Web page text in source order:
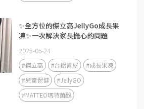
✨全方位的傑立高JellyGo成長果
凍✨一次解決家長擔心的問題
2025-06-24
#傑立高 #台鋁書屋
#成長果凍
#兒童保健
#JellyGO
#MATTEO瑪特菌酚